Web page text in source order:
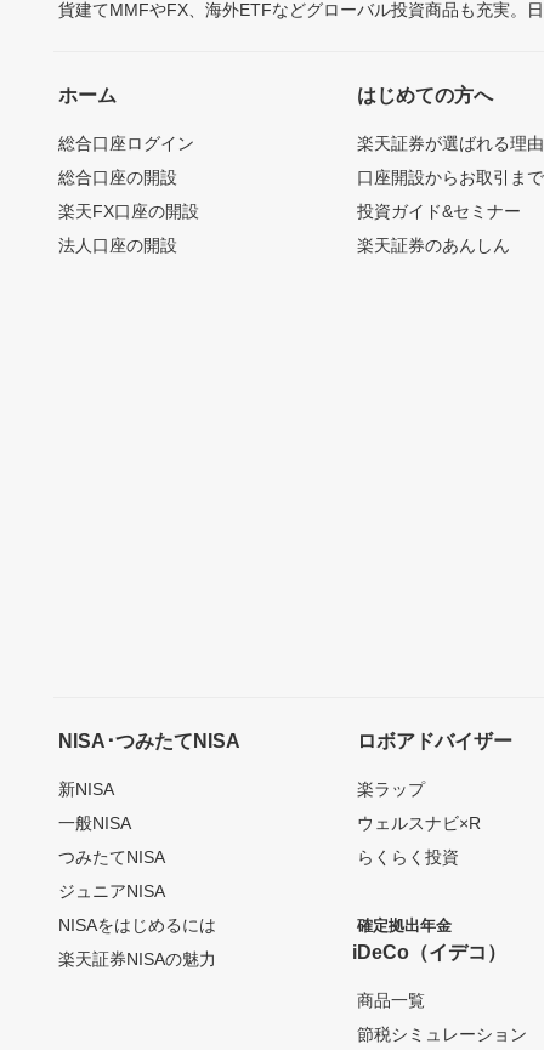
貨建てMMFやFX、海外ETFなどグローバル投資商品も充実。
ホーム
総合口座ログイン
総合口座の開設
楽天FX口座の開設
法人口座の開設
はじめての方へ
楽天証券が選ばれる理由
口座開設からお取引ま
投資ガイド&セミナー
楽天証券のあんしん
NISA･つみたてNISA
新NISA
一般NISA
つみたてNISA
ジュニアNISA
NISAをはじめるには
楽天証券NISAの魅力
ロボアドバイザー
楽ラップ
ウェルスナビ×R
らくらく投資
確定拠出年金
iDeCo（イデコ）
商品一覧
節税シミュレーション